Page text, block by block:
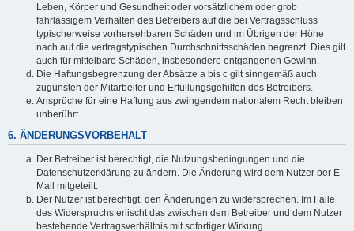
Leben, Körper und Gesundheit oder vorsätzlichem oder grob
fahrlässigem Verhalten des Betreibers auf die bei Vertragsschluss
typischerweise vorhersehbaren Schäden und im Übrigen der Höhe
nach auf die vertragstypischen Durchschnittsschäden begrenzt. Dies gilt
auch für mittelbare Schäden, insbesondere entgangenen Gewinn.
Die Haftungsbegrenzung der Absätze a bis c gilt sinngemäß auch
zugunsten der Mitarbeiter und Erfüllungsgehilfen des Betreibers.
Ansprüche für eine Haftung aus zwingendem nationalem Recht bleiben
unberührt.
6. ÄNDERUNGSVORBEHALT
Der Betreiber ist berechtigt, die Nutzungsbedingungen und die
Datenschutzerklärung zu ändern. Die Änderung wird dem Nutzer per E-
Mail mitgeteilt.
Der Nutzer ist berechtigt, den Änderungen zu widersprechen. Im Falle
des Widerspruchs erlischt das zwischen dem Betreiber und dem Nutzer
bestehende Vertragsverhältnis mit sofortiger Wirkung.